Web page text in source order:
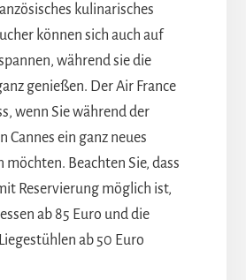
kulinarisches
können sich auch auf
während sie die
genießen. Der Air France
wenn Sie während der
Cannes ein ganz neues
Beachten Sie, dass
Reservierung möglich ist,
ab 85 Euro und die
ab 50 Euro